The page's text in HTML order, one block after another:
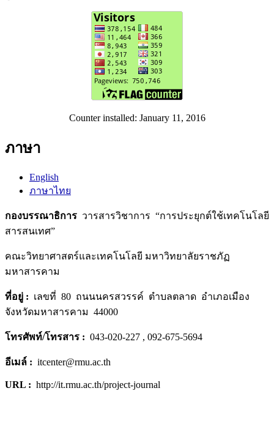
Counter installed: January 11, 2016
ภาษา
English
ภาษาไทย
กองบรรณาธิการ วารสารวิชาการ “การประยุกต์ใช้เทคโนโลยี
สารสนเทศ”
คณะวิทยาศาสตร์และเทคโนโลยี มหาวิทยาลัยราชภัฏ
มหาสารคาม
ที่อยู่ : เลขที่ 80 ถนนนครสวรรค์ ตำบลตลาด อำเภอเมือง
จังหวัดมหาสารคาม 44000
โทรศัพท์/โทรสาร : 043-020-227 , 092-675-5694
อีเมล์ : itcenter@rmu.ac.th
URL : http://it.rmu.ac.th/project-journal